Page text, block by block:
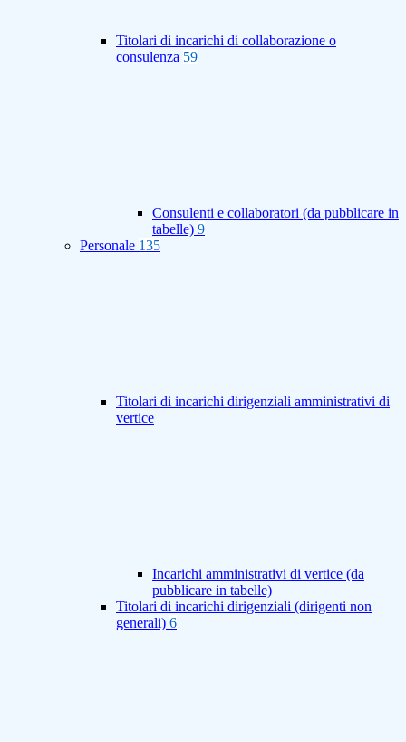
Titolari di incarichi di collaborazione o
consulenza 59
Consulenti e collaboratori (da pubblicare in
tabelle) 9
Personale 135
Titolari di incarichi dirigenziali amministrativi di
vertice
Incarichi amministrativi di vertice (da
pubblicare in tabelle)
Titolari di incarichi dirigenziali (dirigenti non
generali) 6